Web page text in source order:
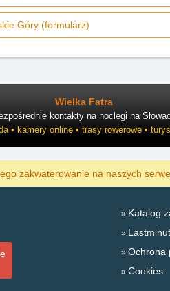
Góry (formularz)
Wielka Fatra
kontakty na noclegi na
• kamery online • trasy rowerowe •
zakwaterowanie na naszych
Katalog
Ochrona
Cookies